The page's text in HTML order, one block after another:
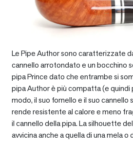
Le Pipe Author sono caratterizzate
cannello arrotondato e un bocchino
pipa Prince dato che entrambe si
pipa Author è più compatta (e quindi
modo, il suo fornello e il suo cannello
rende resistente al calore e meno
il cannello della pipa. La silhouette
avvicina anche a quella di una mela